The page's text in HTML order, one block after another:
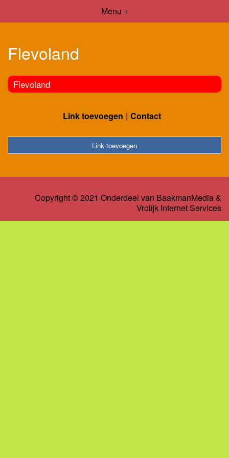
Menu +
Flevoland
Flevoland
Link toevoegen Contact
Link toevoegen
Copyright © 2021 Onderdeel van BaakmanMedia&
Vrolijk Internet Services